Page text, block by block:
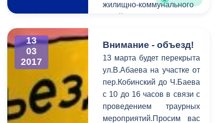
жилищно-коммунального
диспетчерская служба.
В период c 6 по 13 марта
на горячую линию единой
дежурно-диспетчерской
службы поступило 122
оперативном порядке
13
03
2017
Внимание - объезд!
13 марта будет перекрыта
ул.В.Абаева на участке от
пер.Кобинский до Ч.Баева
с 10 до 16 часов в связи с
проведением траурных
мероприятий.Просим вас